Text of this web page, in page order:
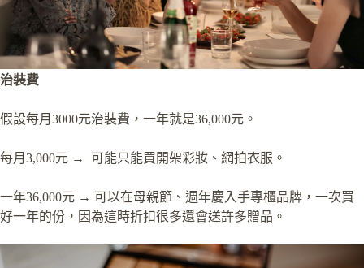
治裝費
假設每月3000元治裝費，一年就是36,000元。
每月3,000元 → 可能只能買開架彩妝、網拍衣服。
一年36,000元 → 可以在母親節、週年慶入手專櫃品牌，一次買
好一年的份，因為這時折扣很多還會送許多贈品。